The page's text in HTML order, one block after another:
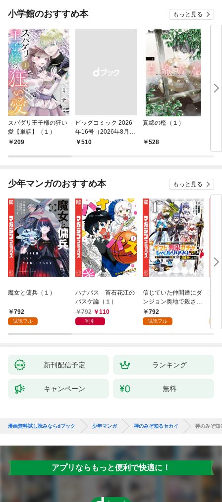
小学館のおすすめ本 もっと見る
スパダリ王子様の狂い
愛【単話】（１）
209
ビッグコミック 2026
年16号（2026年8月7
日発売）
￥510
真綿の檻（１）
528
少年マンガのおすすめ本 もっと見る
魔女と傭兵（１）
792
試読フル
ハナバス 苔石花江の
バスケ論（１）
792
110
割引
信じていた仲間達にダ
ンジョン奥地で殺され
かけたがギフト『無限
ガチャ』でレベル９９
（１）
792
試読フル
追
強
～
新刊配信予定 ランキング
キャンペーン 無料
漫画無料試し読みならdブック 少年マンガ 神のみぞ知るセカイ 神のみぞ知
アプリならもっと便利で快適に！